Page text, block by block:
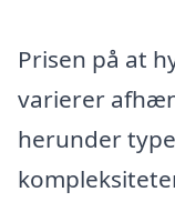
Prisen på at
varierer
herunder